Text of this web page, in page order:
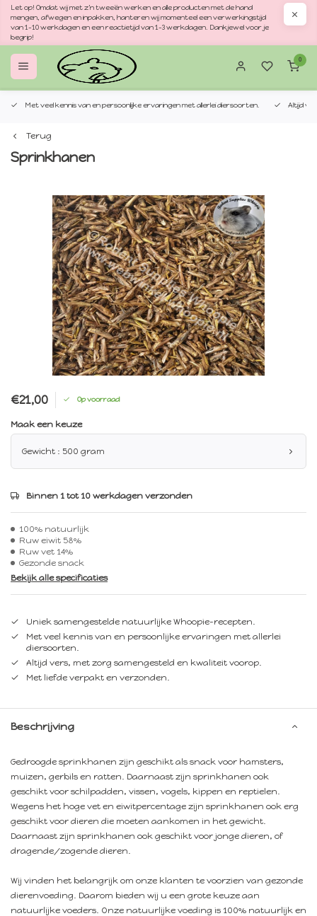
Let op! Omdat wij met z'n tweeën werken en alle producten met de hand
mengen, afwegen en inpakken, hanteren wij momenteel een verwerkingstijd
van 1–10 werkdagen en een reactietijd van 1–3 werkdagen. Dankjewel voor je
begrip!
0
Met veel kennis van en persoonlijke ervaringen met allerlei diersoorten. Altijd
Terug
Sprinkhanen
€21,00 Op voorraad
Maak een keuze
Gewicht : 500 gram
Binnen 1 tot 10 werkdagen verzonden
100% natuurlijk
Ruw eiwit 58%
Ruw vet 14%
Gezonde snack
Bekijk alle specificaties
Uniek samengestelde natuurlijke Whoopie-recepten.
Met veel kennis van en persoonlijke ervaringen met allerlei
diersoorten.
Altijd vers, met zorg samengesteld en kwaliteit voorop.
Met liefde verpakt en verzonden.
Beschrijving
Gedroogde sprinkhanen zijn geschikt als snack voor hamsters,
muizen, gerbils en ratten. Daarnaast zijn sprinkhanen ook
geschikt voor schilpadden, vissen, vogels, kippen en reptielen.
Wegens het hoge vet en eiwitpercentage zijn sprinkhanen ook erg
geschikt voor dieren die moeten aankomen in het gewicht.
Daarnaast zijn sprinkhanen ook geschikt voor jonge dieren, of
dragende/zogende dieren.
Wij vinden het belangrijk om onze klanten te voorzien van gezonde
dierenvoeding. Daarom bieden wij u een grote keuze aan
natuurlijke voeders. Onze natuurlijke voeding is 100% natuurlijk en